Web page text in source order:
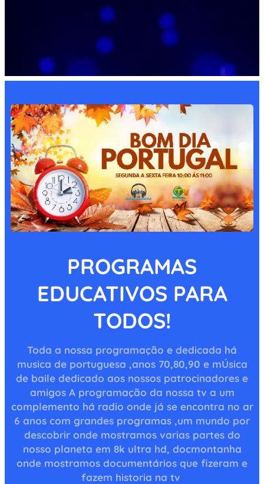
PROGRAMAS
EDUCATIVOS PARA
TODOS!
Toda a nossa programação e dedicada há
musica de portuguesa ,anos 70,80,90 e mÚsica
de baile dedicado aos nossos patrocinadores e
amigos A programação da nossa tv a um
complemento há radio onde já se encontra no ar
6 anos com grandes programas ,um mundo por
descobrir onde mostramos varias partes do
nosso planeta em 8k ultra hd, docmontanha
onde mostramos documentários que fizeram e
fazem historia na tv